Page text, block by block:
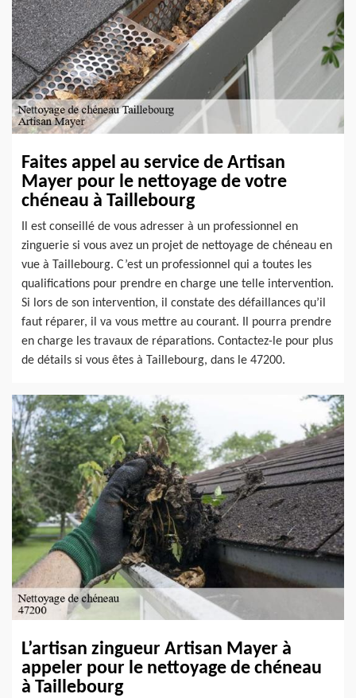
Faites appel au service de Artisan
Mayer pour le nettoyage de votre
chéneau à Taillebourg
Il est conseillé de vous adresser à un professionnel en
zinguerie si vous avez un projet de nettoyage de chéneau en
vue à Taillebourg. C’est un professionnel qui a toutes les
qualifications pour prendre en charge une telle intervention.
Si lors de son intervention, il constate des défaillances qu’il
faut réparer, il va vous mettre au courant. Il pourra prendre
en charge les travaux de réparations. Contactez-le pour plus
de détails si vous êtes à Taillebourg, dans le 47200.
L’artisan zingueur Artisan Mayer à
appeler pour le nettoyage de chéneau
à Taillebourg